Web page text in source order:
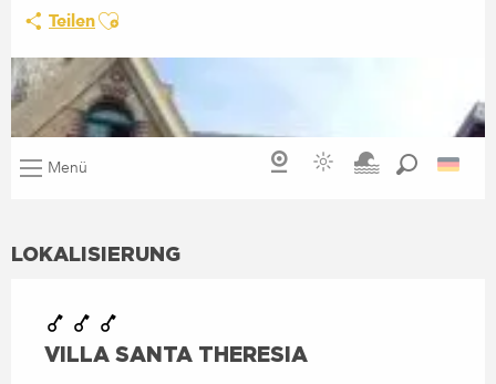
LOKALISIERUNG
VILLA SANTA THERESIA